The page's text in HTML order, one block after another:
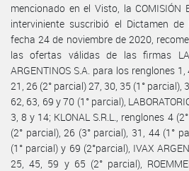
mencionado en el Visto, la COMISIÓN
interviniente suscribió el Dictamen
fecha 24 de noviembre de 2020,
las ofertas válidas de las firmas
ARGENTINOS S.A. para los renglones 1,
21, 26 (2° parcial) 27, 30, 35 (1° parcial),
62, 63, 69 y 70 (1° parcial),
3, 8 y 14; KLONAL S.R.L., renglones 4
(2° parcial), 26 (3° parcial), 31, 44 (1°
(1° parcial) y 69 (2°parcial), IVAX
25, 45, 59 y 65 (2° parcial),